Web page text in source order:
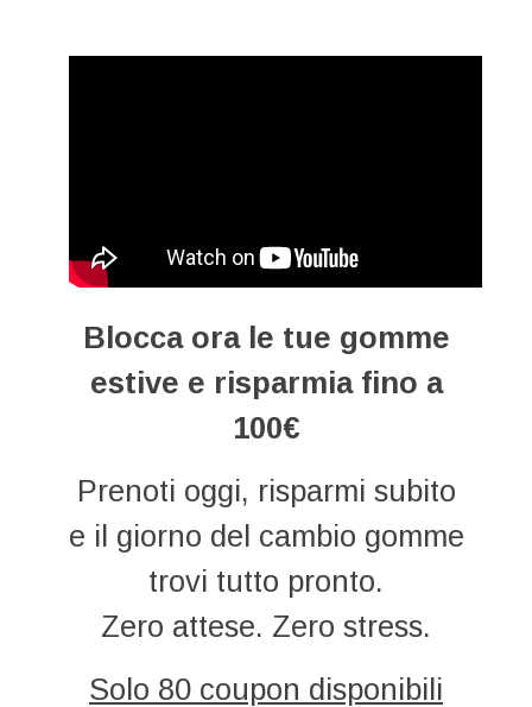
Blocca ora le tue gomme
estive e risparmia fino a
100€
Prenoti oggi, risparmi subito
e il giorno del cambio gomme
trovi tutto pronto.
Zero attese. Zero stress.
Solo 80 coupon disponibili